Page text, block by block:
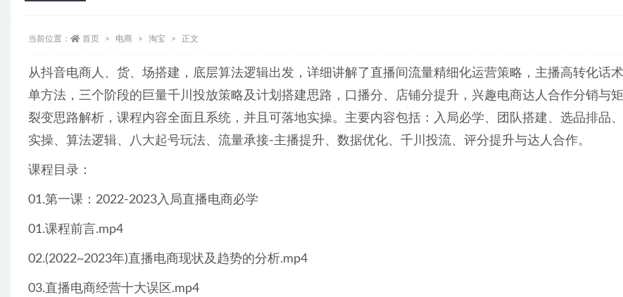
当前位置： 首页 电商 淘宝 正文
从抖音电商人、货、场搭建，底层算法逻辑出发，详细讲解了直播间流量精细化运营策略，主播高转化话
单方法，三个阶段的巨量千川投放策略及计划搭建思路，口播分、店铺分提升，兴趣电商达人合作分销与
裂变思路解析，课程内容全面且系统，并且可落地实操。主要内容包括：入局必学、团队搭建、选品排品
实操、算法逻辑、八大起号玩法、流量承接-主播提升、数据优化、千川投流、评分提升与达人合作。
课程目录：
01.第一课：2022-2023入局直播电商必学
01.课程前言.mp4
02.(2022~2023年)直播电商现状及趋势的分析.mp4
03.直播电商经营十大误区.mp4